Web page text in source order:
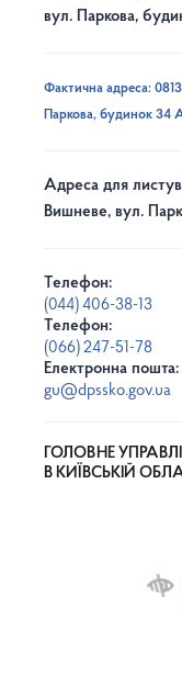
вул. Паркова,
Фактична адреса:
Паркова, будинок 34
Адреса для
Вишневе, вул.
Телефон:
(044) 406-38-13
Телефон:
(066) 247-51-78
Електронна пошта:
gu@dpssko.gov.ua
ГОЛОВНЕ
В КИЇВСЬКІЙ